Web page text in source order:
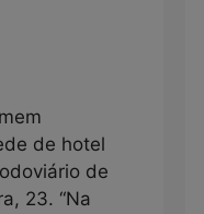
de hotel
de
23. “Na